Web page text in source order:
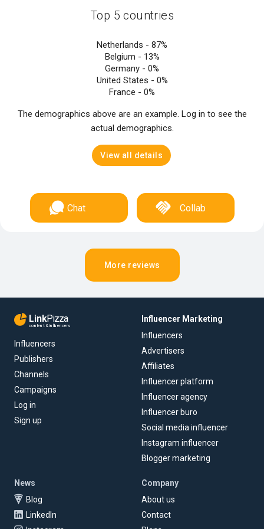
Top 5 countries
Netherlands - 87%
Belgium - 13%
Germany - 0%
United States - 0%
France - 0%
The demographics above are an example. Log in to see the
actual demographics.
View all details
Chat Collab
More reviews
LinkPizza
content & influencers
Influencers
Publishers
Channels
Campaigns
Log in
Sign up
Influencer Marketing
Influencers
Advertisers
Affiliates
Influencer platform
Influencer agency
Influencer buro
Social media influencer
Instagram influencer
Blogger marketing
News
Blog
LinkedIn
Company
About us
Contact